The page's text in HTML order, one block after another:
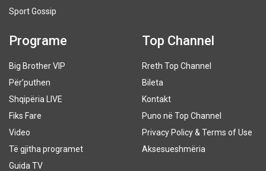
Sport Gossip
Programe
Big Brother VIP
Për’puthen
Shqipëria LIVE
Fiks Fare
Video
Të gjitha programet
Guida TV
Top Channel
Rreth Top Channel
Bileta
Kontakt
Puno në Top Channel
Privacy Policy & Terms of Use
Aksesueshmëria